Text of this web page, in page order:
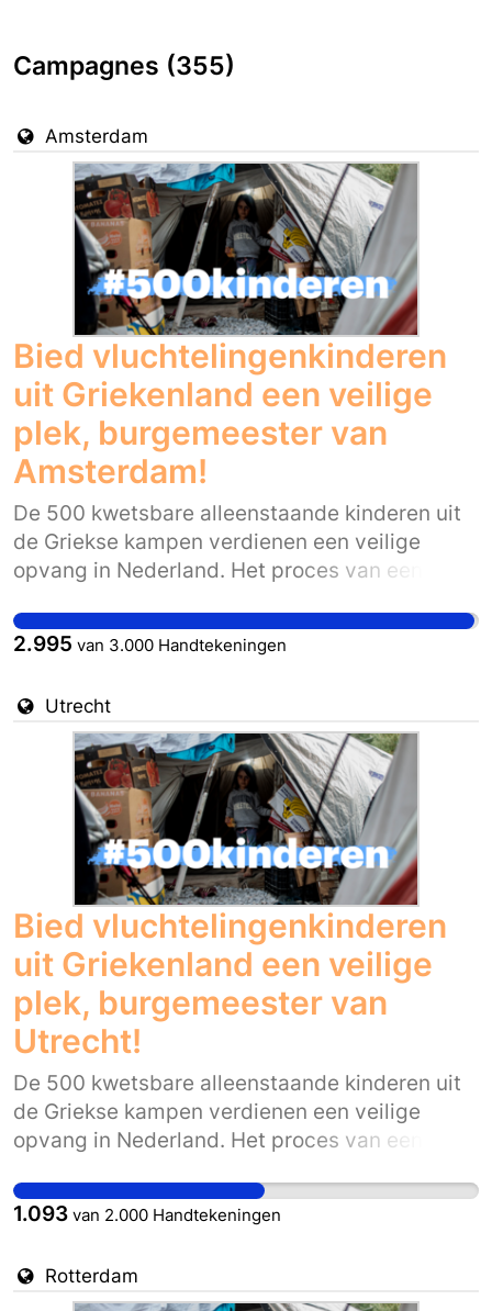
Campagnes (355)
Amsterdam
Bied vluchtelingenkinderen
uit Griekenland een veilige
plek, burgemeester van
Amsterdam!
De 500 kwetsbare alleenstaande kinderen uit
de Griekse kampen verdienen een veilige
opvang in Nederland. Het proces van een
en het vinden van passende opvang wordt
landelijk geregeld. Maar het kabinet moet nu
kampen in veiligheid worden gebracht.
Daarom is het belangrijk dat de burgemeester
van Amsterdam de ambitie uitspreekt om bij te
dragen aan een veilige opvangplek voor een
deel van de 500 kwetsbare kinderen uit de
Griekse kampen. Laat onze gemeente in dat
opzicht een voorbeeld zijn richting heel
Nederland. Door lokaal de druk op te voeren
kunnen wij de regering bewegen deze
kwetsbare kinderen een veilige thuishaven te
bieden.
2.995 van 3.000 Handtekeningen
Utrecht
Bied vluchtelingenkinderen
uit Griekenland een veilige
plek, burgemeester van
Utrecht!
De 500 kwetsbare alleenstaande kinderen uit
de Griekse kampen verdienen een veilige
opvang in Nederland. Het proces van een
en het vinden van passende opvang wordt
landelijk geregeld. Maar het kabinet moet nu
kampen in veiligheid worden gebracht.
1.093 van 2.000 Handtekeningen
Rotterdam